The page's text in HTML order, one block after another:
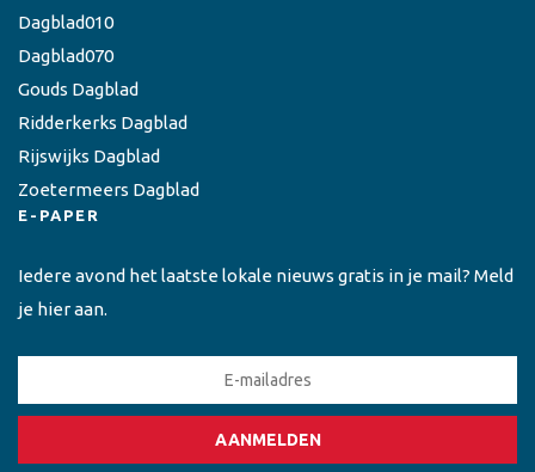
Dagblad010
Dagblad070
Gouds Dagblad
Ridderkerks Dagblad
Rijswijks Dagblad
Zoetermeers Dagblad
E-PAPER
Iedere avond het laatste lokale nieuws gratis in je mail? Meld
je hier aan.